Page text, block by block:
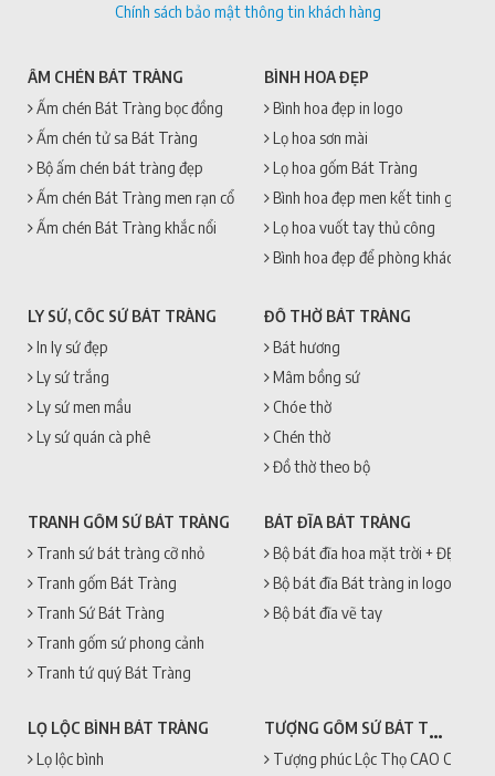
Chính sách bảo mật thông tin khách hàng
ẤM CHÉN BÁT TRÀNG
Ấm chén Bát Tràng bọc đồng
Ấm chén tử sa Bát Tràng
Bộ ấm chén bát tràng đẹp
Ấm chén Bát Tràng men rạn cổ
Ấm chén Bát Tràng khắc nổi
BÌNH HOA ĐẸP
Bình hoa đẹp in logo
Lọ hoa sơn mài
Lọ hoa gốm Bát Tràng
Bình hoa đẹp men kết tinh gốm
Lọ hoa vuốt tay thủ công
Bình hoa đẹp để phòng khách
LY SỨ, CỐC SỨ BÁT TRÀNG
In ly sứ đẹp
Ly sứ trắng
Ly sứ men mầu
Ly sứ quán cà phê
ĐỒ THỜ BÁT TRÀNG
Bát hương
Mâm bồng sứ
Chóe thờ
Chén thờ
Đồ thờ theo bộ
TRANH GỐM SỨ BÁT TRÀNG
Tranh sứ bát tràng cỡ nhỏ
Tranh gốm Bát Tràng
Tranh Sứ Bát Tràng
Tranh gốm sứ phong cảnh
Tranh tứ quý Bát Tràng
BÁT ĐĨA BÁT TRÀNG
Bộ bát đĩa hoa mặt trời + ĐẸP +
Bộ bát đĩa Bát tràng in logo
Bộ bát đĩa vẽ tay
LỌ LỘC BÌNH BÁT TRÀNG
Lọ lộc bình
TƯỢNG GỐM SỨ BÁT TRÀNG
Tượng phúc Lộc Thọ CAO CẤP +